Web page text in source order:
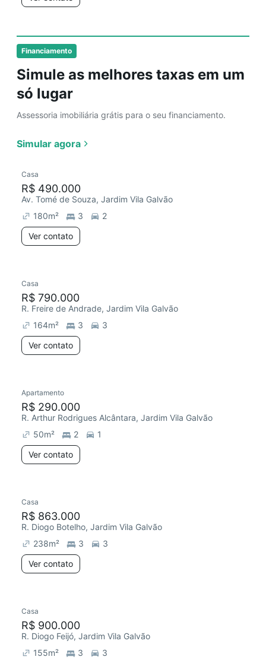
Financiamento
Simule as melhores taxas em um
só lugar
Assessoria imobiliária grátis para o seu financiamento.
Simular agora
Casa
R$ 490.000
Av. Tomé de Souza, Jardim Vila Galvão
180m² 3
2
Ver contato
Casa
R$ 790.000
R. Freire de Andrade, Jardim Vila Galvão
164m² 3
3
Ver contato
Apartamento
R$ 290.000
R. Arthur Rodrigues Alcântara, Jardim Vila Galvão
50m² 2
1
Ver contato
Casa
R$ 863.000
R. Diogo Botelho, Jardim Vila Galvão
238m² 3
3
Ver contato
Casa
R$ 900.000
R. Diogo Feijó, Jardim Vila Galvão
155m² 3
3